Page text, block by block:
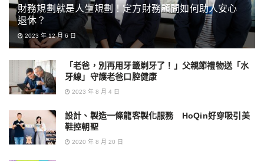
財務規劃就是人生規劃！定方財務顧問如何助人安心
退休？
2023 年 12 月 6 日
「老爸，別再用牙籤剃牙了！」父親節禮物送「水
牙線」守護老爸口腔健康
2023 年 8 月 4 日
設計、製造一條龍客製化服務 HoQin好穿吸引美
鞋控朝聖
2020 年 8 月 20 日